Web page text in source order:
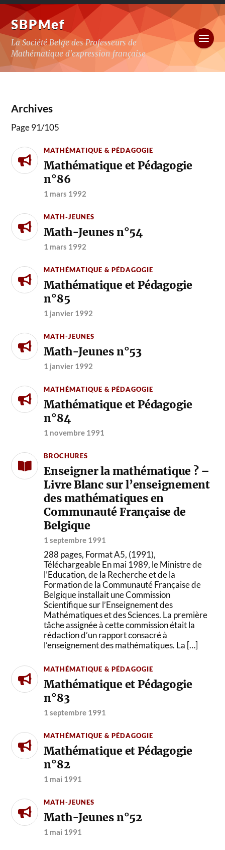
SBPMef
La Société Belge des Professeurs de
Mathématique d'expression française
Archives
Page 91/105
MATHÉMATIQUE & PÉDAGOGIE
Mathématique et Pédagogie
n°86
1 mars 1992
MATH-JEUNES
Math-Jeunes n°54
1 mars 1992
MATHÉMATIQUE & PÉDAGOGIE
Mathématique et Pédagogie
n°85
1 janvier 1992
MATH-JEUNES
Math-Jeunes n°53
1 janvier 1992
MATHÉMATIQUE & PÉDAGOGIE
Mathématique et Pédagogie
n°84
1 novembre 1991
BROCHURES
Enseigner la mathématique ? –
Livre Blanc sur l’enseignement
des mathématiques en
Communauté Française de
Belgique
1 septembre 1991
288 pages, Format A5, (1991),
Téléchargeable En mai 1989, le Ministre de
l’Education, de la Recherche et de la
Formation de la Communauté Française de
Belgique installait une Commission
Scientifique sur l’Enseignement des
Mathématiques et des Sciences. La première
tâche assignée à cette commission était la
rédaction d’un rapport consacré à
l’enseignement des mathématiques. La […]
MATHÉMATIQUE & PÉDAGOGIE
Mathématique et Pédagogie
n°83
1 septembre 1991
MATHÉMATIQUE & PÉDAGOGIE
Mathématique et Pédagogie
n°82
1 mai 1991
MATH-JEUNES
Math-Jeunes n°52
1 mai 1991